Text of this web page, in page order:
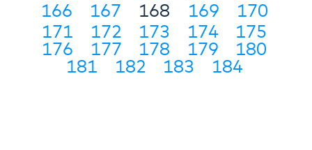
166
167 168 169
170
171
172 173 174
175
176
177 178 179
180
181
182 183 184